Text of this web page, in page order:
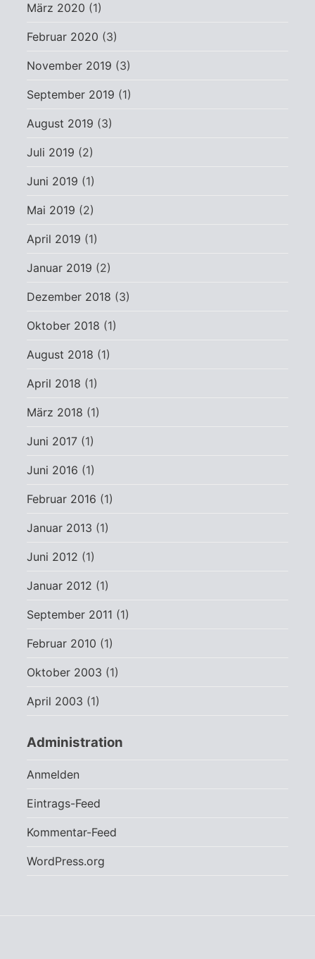
März 2020 (1)
Februar 2020 (3)
November 2019 (3)
September 2019 (1)
August 2019 (3)
Juli 2019 (2)
Juni 2019 (1)
Mai 2019 (2)
April 2019 (1)
Januar 2019 (2)
Dezember 2018 (3)
Oktober 2018 (1)
August 2018 (1)
April 2018 (1)
März 2018 (1)
Juni 2017 (1)
Juni 2016 (1)
Februar 2016 (1)
Januar 2013 (1)
Juni 2012 (1)
Januar 2012 (1)
September 2011 (1)
Februar 2010 (1)
Oktober 2003 (1)
April 2003 (1)
Administration
Anmelden
Eintrags-Feed
Kommentar-Feed
WordPress.org